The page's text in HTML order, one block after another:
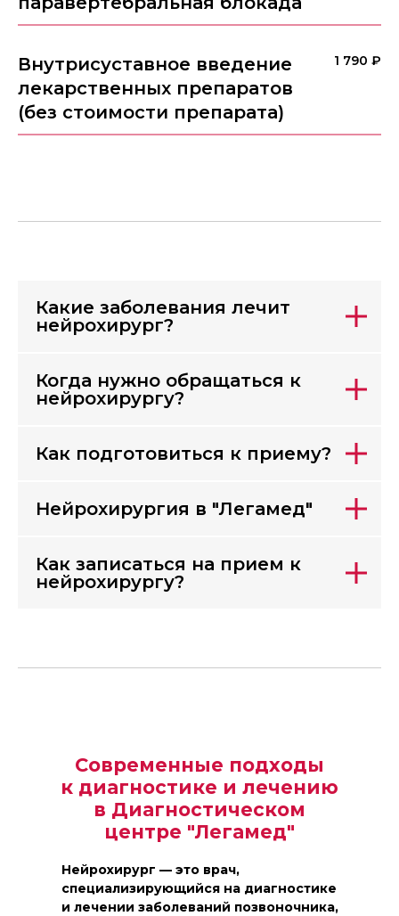
Внутрисуставное введение
лекарственных препаратов
(без стоимости препарата)
1 790 ₽
Какие заболевания лечит
нейрохирург?
Когда нужно обращаться к
нейрохирургу?
Как подготовиться к приему?
Нейрохирургия в "Легамед"
Как записаться на прием к
нейрохирургу?
Современные подходы
к диагностике и лечению
в Диагностическом
центре "Легамед"
Нейрохирург — это врач,
специализирующийся на диагностике
и лечении заболеваний позвоночника,